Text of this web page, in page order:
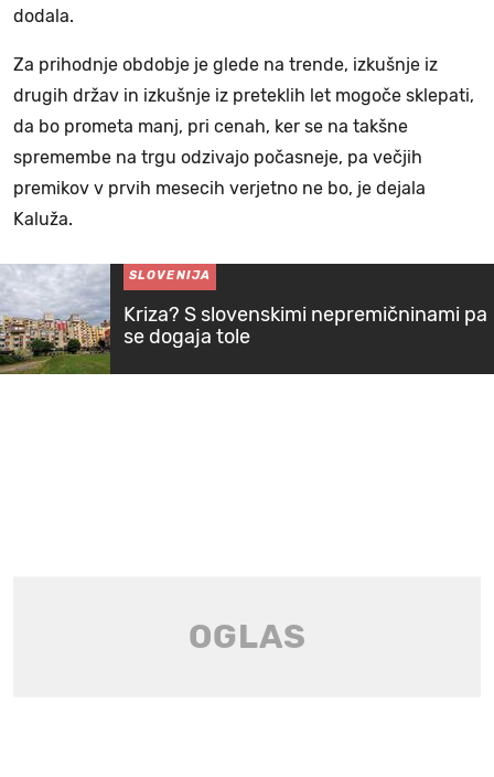
dodala.
Za prihodnje obdobje je glede na trende, izkušnje iz
drugih držav in izkušnje iz preteklih let mogoče sklepati,
da bo prometa manj, pri cenah, ker se na takšne
spremembe na trgu odzivajo počasneje, pa večjih
premikov v prvih mesecih verjetno ne bo, je dejala
Kaluža.
SLOVENIJA
Kriza? S slovenskimi nepremičninami pa
se dogaja tole